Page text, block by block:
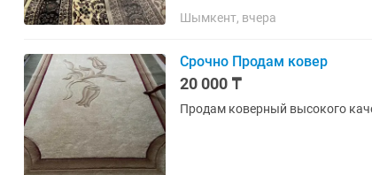
Шымкент, вчера
Срочно Продам ковер
20 000 ₸
Продам коверный высокого